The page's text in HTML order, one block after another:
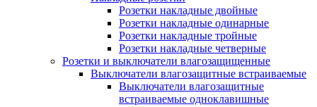
Розетки накладные двойные
Розетки накладные одинарные
Розетки накладные тройные
Розетки накладные четверные
Розетки и выключатели влагозащищенные
Выключатели влагозащитные встраиваемые
Выключатели влагозащитные
встраиваемые одноклавишные